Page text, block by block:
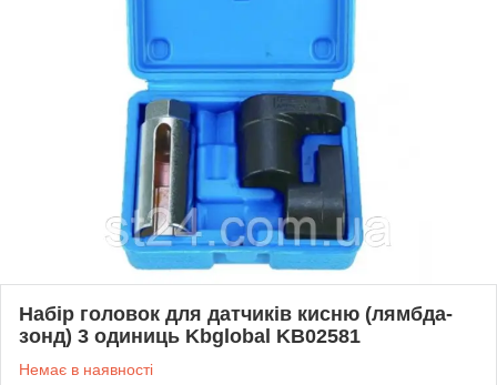
Набір головок для датчиків кисню (лямбда-
зонд) 3 одиниць Kbglobal KB02581
Немає в наявності